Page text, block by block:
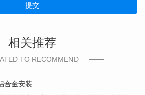
提交
相关推荐
TO RECOMMEND
合金安装